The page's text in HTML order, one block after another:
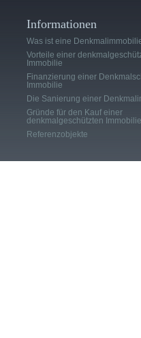
Informationen
Was ist eine
Vorteile einer
Immobilie
Finanzierung einer
Immobilie
Die Sanierung einer
Gründe für den Kauf einer
denkmalgeschützten Immobilie
Referenzobjekte